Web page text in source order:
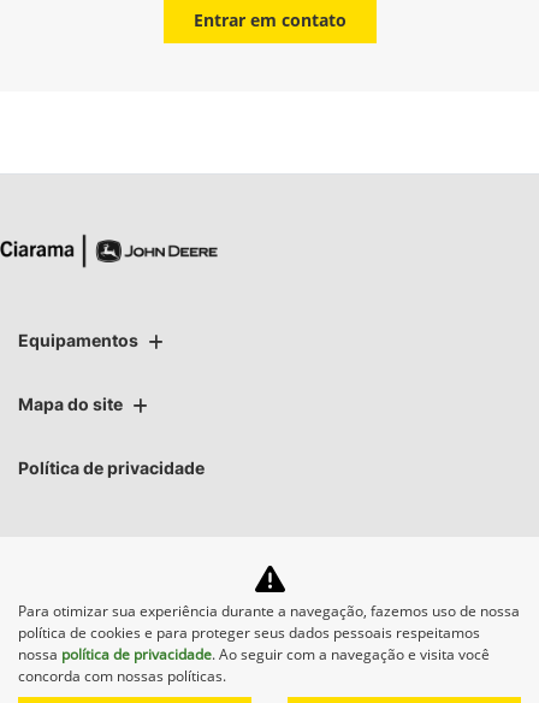
Entrar em contato
Equipamentos
Mapa do site
Política de privacidade
No trânsito, enxergar o
outro salva vidas.
Para otimizar sua experiência durante a navegação, fazemos uso de nossa
política de cookies e para proteger seus dados pessoais respeitamos
nossa política de privacidade. Ao seguir com a navegação e visita você
concorda com nossas políticas.